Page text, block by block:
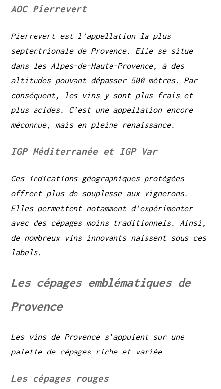
AOC Pierrevert
Pierrevert est l’appellation la plus
septentrionale de Provence. Elle se situe
dans les Alpes-de-Haute-Provence, à des
altitudes pouvant dépasser 500 mètres. Par
conséquent, les vins y sont plus frais et
plus acides. C’est une appellation encore
méconnue, mais en pleine renaissance.
IGP Méditerranée et IGP Var
Ces indications géographiques protégées
offrent plus de souplesse aux vignerons.
Elles permettent notamment d’expérimenter
avec des cépages moins traditionnels. Ainsi,
de nombreux vins innovants naissent sous ces
labels.
Les cépages emblématiques de
Provence
Les vins de Provence s’appuient sur une
palette de cépages riche et variée.
Les cépages rouges